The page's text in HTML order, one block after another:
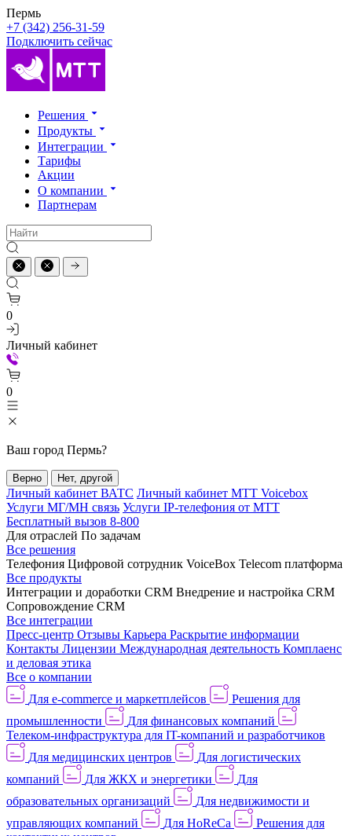
Пермь
+7 (342) 256-31-59
Подключить сейчас
Решения
Продукты
Интеграции
Тарифы
Акции
О компании
Партнерам
0
Личный кабинет
0
Ваш город Пермь?
Верно Нет, другой
Личный кабинет ВАТС Личный кабинет МТТ Voicebox
Услуги МГ/МН связь Услуги IP-телефония от МТТ
Бесплатный вызов 8-800
Для отраслей По задачам
Все решения
Телефония Цифровой сотрудник VoiceBox Telecom платформа
Все продукты
Интеграции и доработки CRM Внедрение и настройка CRM
Сопровождение CRM
Все интеграции
Пресс-центр Отзывы Карьера Раскрытие информации
Контакты Лицензии Международная деятельность Комплаенс
и деловая этика
Все о компании
Для e-commerce и маркетплейсов
Решения для
промышленности
Для финансовых компаний
Телеком-инфраструктура для IT-компаний и разработчиков
Для медицинских центров
Для логистических
компаний
Для ЖКХ и энергетики
Для
образовательных организаций
Для недвижимости и
управляющих компаний
Для HoReCa
Решения для